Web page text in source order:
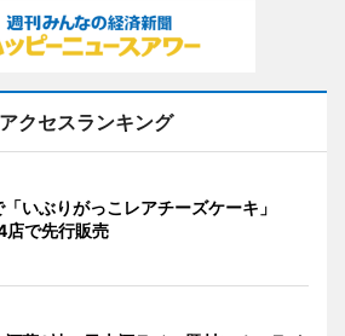
アクセスランキング
「いぶりがっこレアチーズケーキ」
店で先行販売